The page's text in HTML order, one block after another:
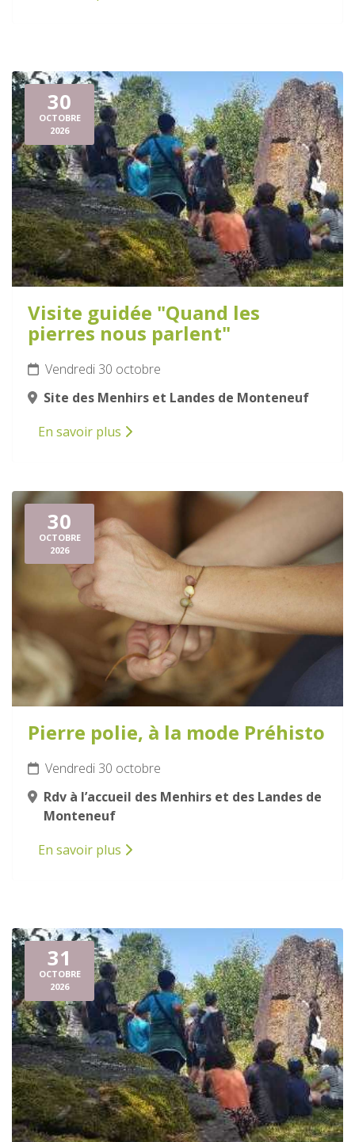
30
OCTOBRE
2026
Visite guidée "Quand les
pierres nous parlent"
Vendredi 30 octobre
Site des Menhirs et Landes de Monteneuf
En savoir plus
30
OCTOBRE
2026
Pierre polie, à la mode Préhisto
Vendredi 30 octobre
Rdv à l’accueil des Menhirs et des Landes de
Monteneuf
En savoir plus
31
OCTOBRE
2026